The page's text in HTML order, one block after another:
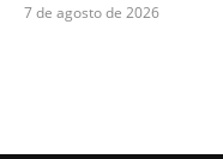
7 de agosto de 2026